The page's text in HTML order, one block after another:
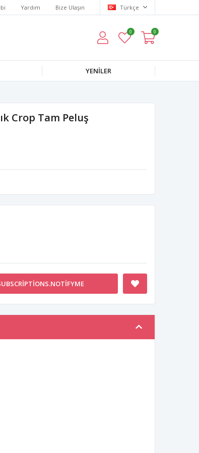
Yardım Bize Ulaşın Türkçe
0 0
YENILER
Crop Tam Peluş